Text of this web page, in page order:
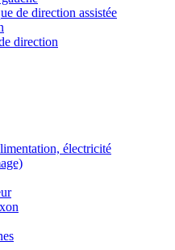
de direction assistée
direction
électricité